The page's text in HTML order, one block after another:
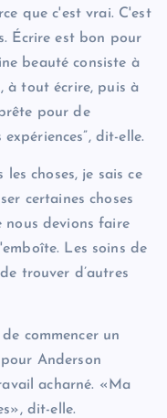
que c'est vrai. C'est
Écrire est bon pour
beauté consiste à
à tout écrire, puis à
pour de
dit-elle.
choses, je sais ce
certaines choses
nous devions faire
Les soins de
trouver d’autres
commencer un
Anderson
acharné. «Ma
dit-elle.